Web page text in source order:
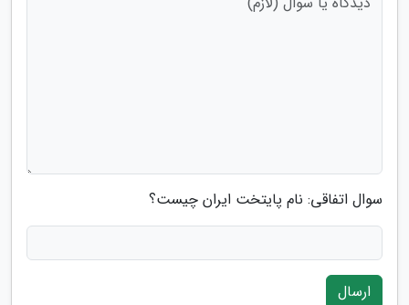
سوال اتفاقی: نام پایتخت ایران چیست؟
ارسال